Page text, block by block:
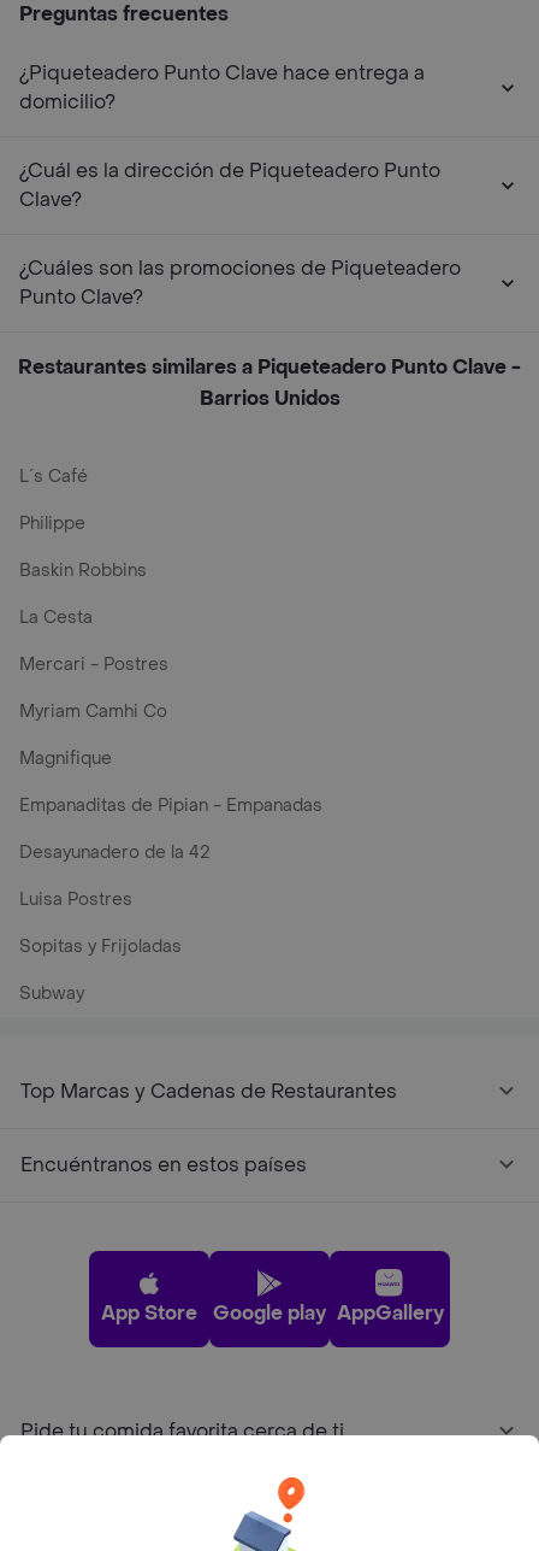
Preguntas frecuentes
¿Piqueteadero Punto Clave hace entrega a
domicilio?
¿Cuál es la dirección de Piqueteadero Punto
Clave?
¿Cuáles son las promociones de Piqueteadero
Punto Clave?
Restaurantes similares a Piqueteadero Punto Clave -
Barrios Unidos
L´s Café
Philippe
Baskin Robbins
La Cesta
Mercari - Postres
Myriam Camhi Co
Magnifique
Empanaditas de Pipian - Empanadas
Desayunadero de la 42
Luisa Postres
Sopitas y Frijoladas
Subway
Top Marcas y Cadenas de Restaurantes
Encuéntranos en estos países
App Store Google play AppGallery
Pide tu comida favorita cerca de ti